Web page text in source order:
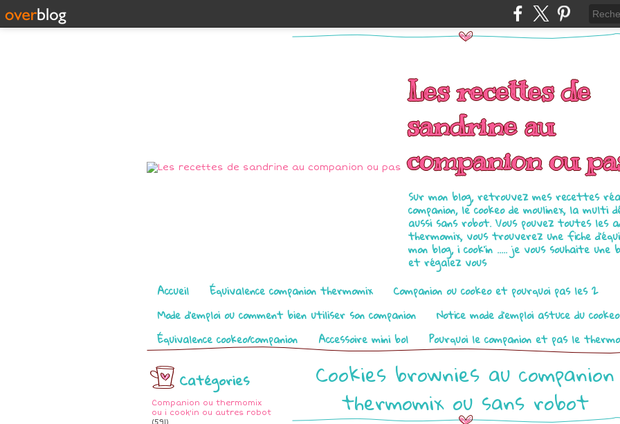
Les recettes de
sandrine au
companion ou
Sur mon blog, retrouvez mes recettes
companion, le cookeo de moulinex, la multi
aussi sans robot. Vous pouvez toutes les
thermomix, vous trouverez une fiche
mon blog, i cook'in ..... je vous souhaite une
et régalez vous
Pages
Accueil Équivalence companion thermomix
Companion ou cookeo et pourquoi pas les 2
Mode d’emploi ou comment bien utiliser son companion
Notice mode d’emploi astuce du
Équivalence cookeo/companion
Accessoire mini bol Pourquoi le companion et pas le
Catégories
Companion ou thermomix
ou i cook'in ou autres robot
(591)
Cookies brownies au companion
thermomix ou sans robot